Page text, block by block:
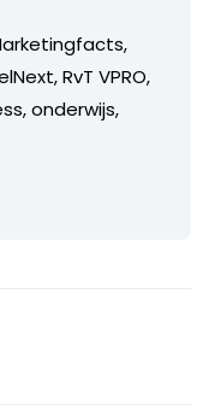
RvT VPRO,
onderwijs,